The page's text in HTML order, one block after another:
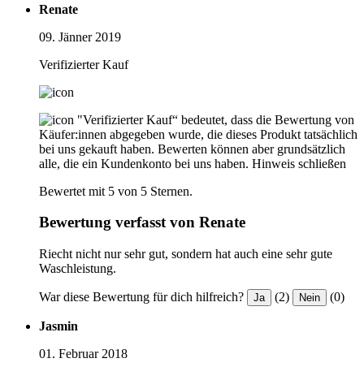
Renate
09. Jänner 2019
Verifizierter Kauf
"Verifizierter Kauf“ bedeutet, dass die Bewertung von
Käufer:innen abgegeben wurde, die dieses Produkt tatsächlich
bei uns gekauft haben. Bewerten können aber grundsätzlich
alle, die ein Kundenkonto bei uns haben. Hinweis schließen
Bewertet mit 5 von 5 Sternen.
Bewertung verfasst von Renate
Riecht nicht nur sehr gut, sondern hat auch eine sehr gute
Waschleistung.
War diese Bewertung für dich hilfreich? Ja (2) Nein (0)
Jasmin
01. Februar 2018